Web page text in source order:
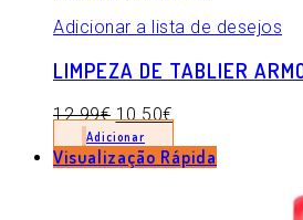
Adicionar a lista de desejos
LIMPEZA DE TABLIER
12.99€ 10.50€
Adicionar
Visualização Rápida